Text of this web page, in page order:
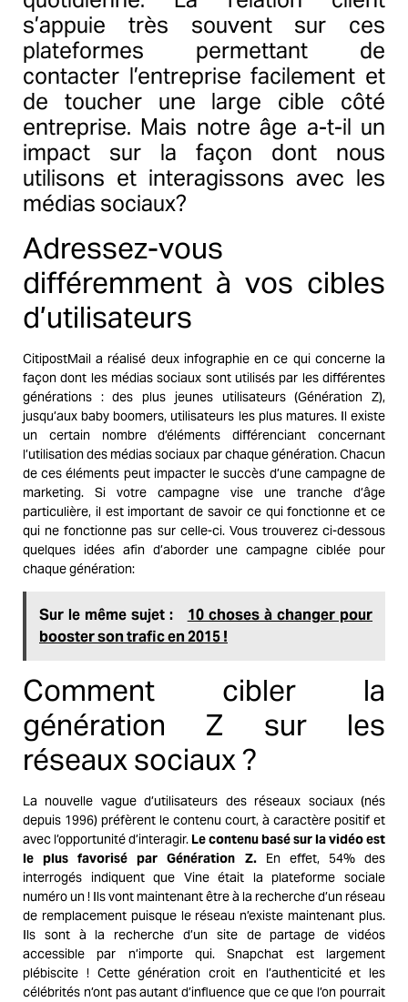
s’appuie très souvent sur ces
plateformes permettant de
contacter l’entreprise facilement et
de toucher une large cible côté
entreprise. Mais notre âge a-t-il un
impact sur la façon dont nous
utilisons et interagissons avec les
médias sociaux?
Adressez-vous
différemment à vos cibles
d’utilisateurs
CitipostMail a réalisé deux infographie en ce qui concerne la
façon dont les médias sociaux sont utilisés par les différentes
générations : des plus jeunes utilisateurs (Génération Z),
jusqu’aux baby boomers, utilisateurs les plus matures. Il existe
un certain nombre d’éléments différenciant concernant
l’utilisation des médias sociaux par chaque génération. Chacun
de ces éléments peut impacter le succès d’une campagne de
marketing. Si votre campagne vise une tranche d’âge
particulière, il est important de savoir ce qui fonctionne et ce
qui ne fonctionne pas sur celle-ci. Vous trouverez ci-dessous
quelques idées afin d’aborder une campagne ciblée pour
chaque génération:
Sur le même sujet :
10 choses à changer pour
booster son trafic en 2015 !
Comment cibler la
génération Z sur les
réseaux sociaux ?
La nouvelle vague d’utilisateurs des réseaux sociaux (nés
depuis 1996) préfèrent le contenu court, à caractère positif et
avec l’opportunité d’interagir. Le contenu basé sur la vidéo est
le plus favorisé par Génération Z.En effet, 54% des
interrogés indiquent que Vine était la plateforme sociale
numéro un ! Ils vont maintenant être à la recherche d’un réseau
de remplacement puisque le réseau n’existe maintenant plus.
Ils sont à la recherche d’un site de partage de vidéos
accessible par n’importe qui. Snapchat est largement
plébiscite ! Cette génération croit en l’authenticité et les
célébrités n’ont pas autant d’influence que ce que l’on pourrait